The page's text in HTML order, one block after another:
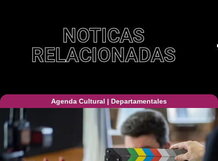
NOTICAS
RELACIONADAS
Agenda Cultural | Departamentales